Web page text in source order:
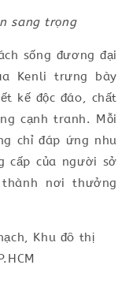
sang trọng
sống đương đại
Kenli trưng bày
kế độc đáo, chất
cạnh tranh. Mỗi
chỉ đáp ứng nhu
cấp của người sở
nơi thưởng
Khu đô thị